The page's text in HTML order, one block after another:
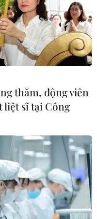
an
cấp
Nậm
chủ
hậu
thăm, động viên
liệt sĩ tại Công